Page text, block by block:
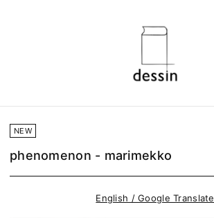
NEW
phenomenon - marimekko
English / Google Translate